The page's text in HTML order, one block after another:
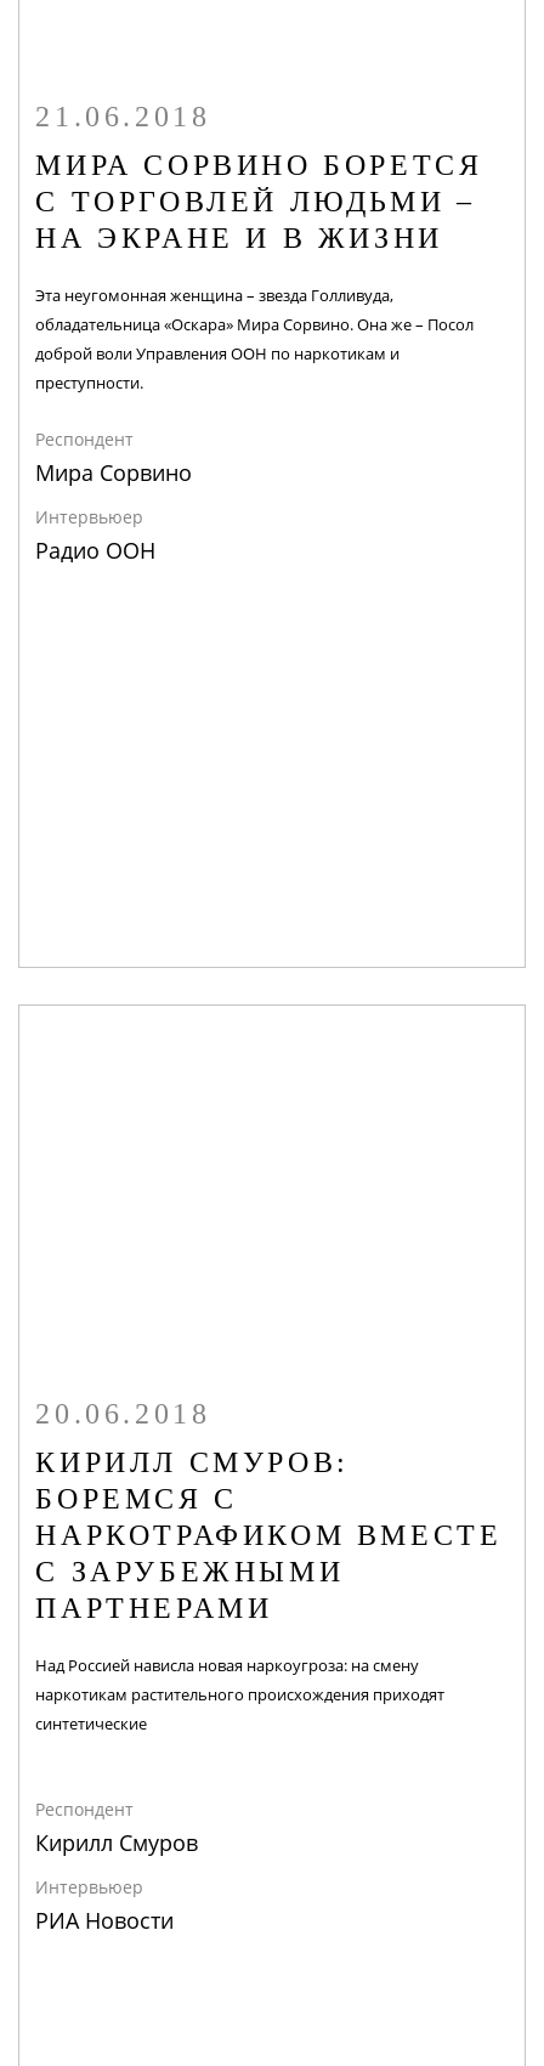
21.06.2018
МИРА СОРВИНО БОРЕТСЯ
С ТОРГОВЛЕЙ ЛЮДЬМИ –
НА ЭКРАНЕ И В ЖИЗНИ
Эта неугомонная женщина – звезда Голливуда,
обладательница «Оскара» Мира Сорвино. Она же – Посол
доброй воли Управления ООН по наркотикам и
преступности.
Респондент
Мира Сорвино
Интервьюер
Радио ООН
20.06.2018
КИРИЛЛ СМУРОВ:
БОРЕМСЯ С
НАРКОТРАФИКОМ ВМЕСТЕ
С ЗАРУБЕЖНЫМИ
ПАРТНЕРАМИ
Над Россией нависла новая наркоугроза: на смену
наркотикам растительного происхождения приходят
синтетические
Респондент
Кирилл Смуров
Интервьюер
РИА Новости